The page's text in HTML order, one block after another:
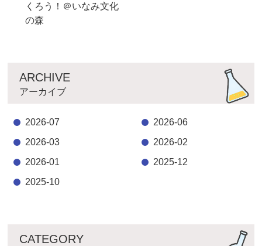
くろう！＠いなみ文化
の森
ARCHIVE
アーカイブ
2026-07
2026-06
2026-03
2026-02
2026-01
2025-12
2025-10
CATEGORY